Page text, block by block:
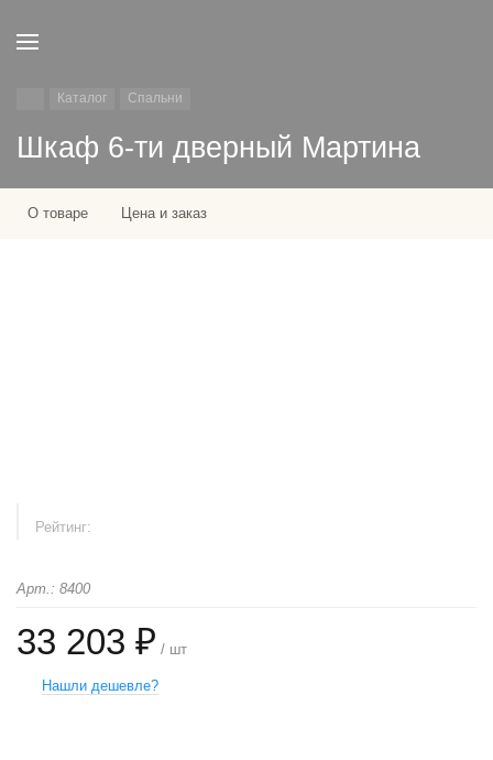
Каталог Спальни
Шкаф 6-ти дверный Мартина
О товаре Цена и заказ
Рейтинг:
Арт.: 8400
33 203 ₽ / шт
Нашли дешевле?